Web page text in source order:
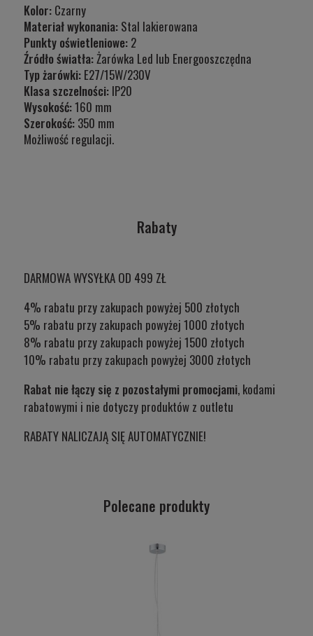
Kolor: Czarny
Materiał wykonania: Stal lakierowana
Punkty oświetleniowe: 2
Źródło światła:Żarówka Led lub Energooszczędna
Typ żarówki: E27/15W/230V
Klasa szczelności: IP20
Wysokość:160 mm
Szerokość: 350 mm
Możliwość regulacji.
Rabaty
DARMOWA WYSYŁKA OD 499 ZŁ
4% rabatu przy zakupach powyżej 500 złotych
5% rabatu przy zakupach powyżej 1000 złotych
8% rabatu przy zakupach powyżej 1500 złotych
10% rabatu przy zakupach powyżej 3000 złotych
Rabat nie łączy się z pozostałymi promocjami, kodami
rabatowymi i nie dotyczy produktów z outletu
RABATY NALICZAJĄ SIĘ AUTOMATYCZNIE!
Polecane produkty